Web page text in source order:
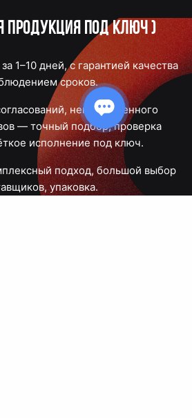
продукция под ключ)
1–10 дней, с гарантией качества
сроков.
некачественного
— точный подбор, проверка
исполнение под ключ.
подход, большой выбор
упаковка.